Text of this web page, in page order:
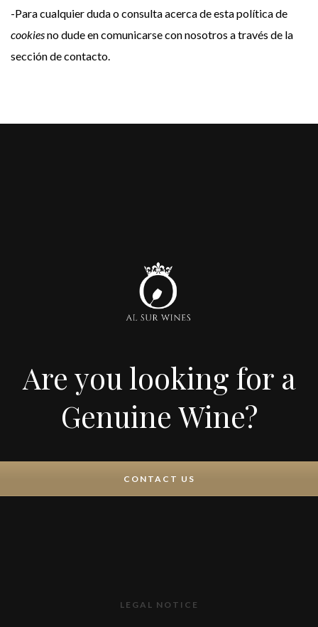
-Para cualquier duda o consulta acerca de esta política de
cookiesno dude en comunicarse con nosotros a través de la
sección de contacto.
Are you looking for a
Genuine Wine?
CONTACT US
LEGAL NOTICE